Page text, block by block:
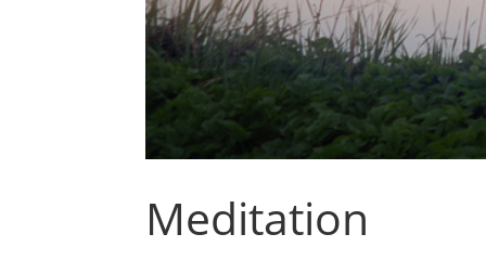
Meditation